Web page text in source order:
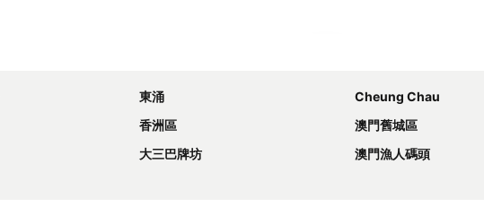
東涌
Cheung Chau
香洲區
澳門舊城區
大三巴牌坊
澳門漁人碼頭